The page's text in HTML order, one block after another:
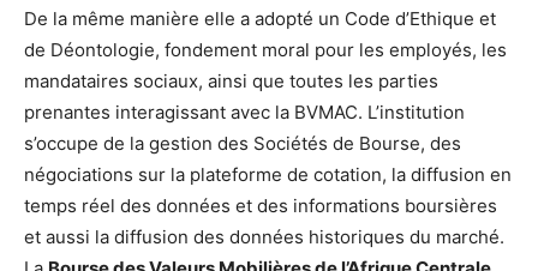
De la même manière elle a adopté un Code d’Ethique et
de Déontologie, fondement moral pour les employés, les
mandataires sociaux, ainsi que toutes les parties
prenantes interagissant avec la BVMAC. L’institution
s’occupe de la gestion des Sociétés de Bourse, des
négociations sur la plateforme de cotation, la diffusion en
temps réel des données et des informations boursières
et aussi la diffusion des données historiques du marché.